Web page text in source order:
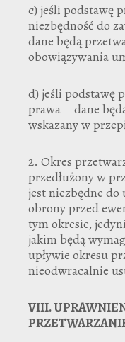
c) jeśli podstawę
niezbędność do
dane będą
obowiązywania
d) jeśli podstawę
prawa – dane
wskazany w
2. Okres
przedłużony w
jest niezbędne
obrony przed
tym okresie,
jakim będą
upływie okresu
nieodwracalnie
VIII.